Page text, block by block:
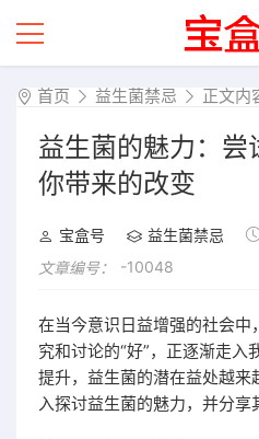
首页 益生菌禁忌 正文内
益生菌的魅力：尝
你带来的改变
宝盒号 益生菌禁忌
文章编号：
-10048
在当今意识日益增强的社会
究和讨论的“好”，正逐渐走入
提升，益生菌的潜在益处越来
入探讨益生菌的魅力，并分享